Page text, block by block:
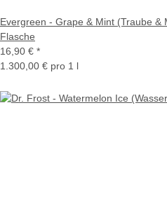
Evergreen - Grape & Mint (Traube
Flasche
16,90 € *
1.300,00 € pro 1 l